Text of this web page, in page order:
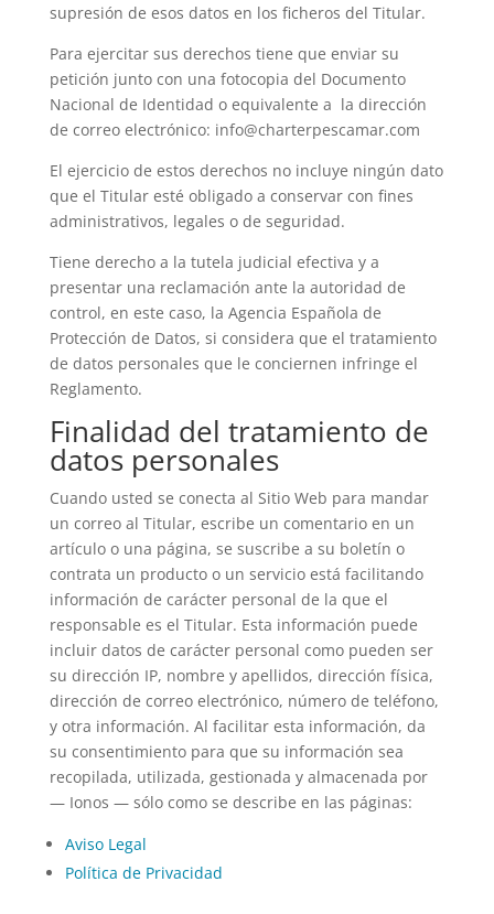
supresión de esos datos en los ficheros del Titular.
Para ejercitar sus derechos tiene que enviar su
petición junto con una fotocopia del Documento
Nacional de Identidad o equivalente a la dirección
de correo electrónico: info@charterpescamar.com
El ejercicio de estos derechos no incluye ningún dato
que el Titular esté obligado a conservar con fines
administrativos, legales o de seguridad.
Tiene derecho a la tutela judicial efectiva y a
presentar una reclamación ante la autoridad de
control, en este caso, la Agencia Española de
Protección de Datos, si considera que el tratamiento
de datos personales que le conciernen infringe el
Reglamento.
Finalidad del tratamiento de
datos personales
Cuando usted se conecta al Sitio Web para mandar
un correo al Titular, escribe un comentario en un
artículo o una página, se suscribe a su boletín o
contrata un producto o un servicio está facilitando
información de carácter personal de la que el
responsable es el Titular. Esta información puede
incluir datos de carácter personal como pueden ser
su dirección IP, nombre y apellidos, dirección física,
dirección de correo electrónico, número de teléfono,
y otra información. Al facilitar esta información, da
su consentimiento para que su información sea
recopilada, utilizada, gestionada y almacenada por
— Ionos — sólo como se describe en las páginas:
Aviso Legal
Política de Privacidad